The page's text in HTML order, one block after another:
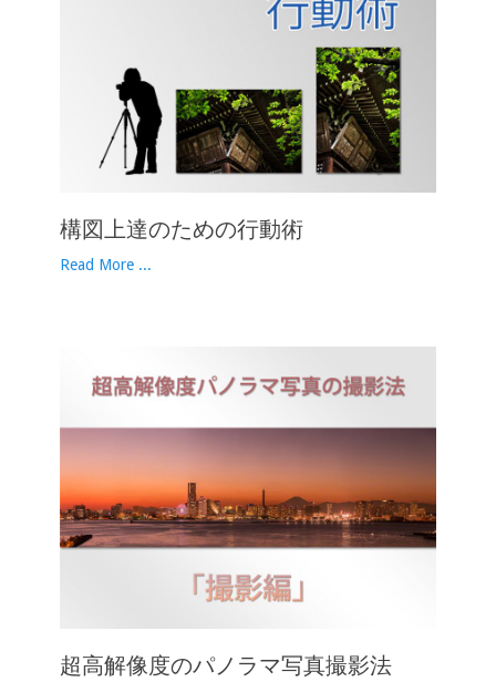
構図上達のための行動術
Read More ...
超高解像度のパノラマ写真撮影法